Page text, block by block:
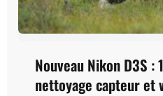
Nouveau Nikon D3S :
nettoyage capteur et